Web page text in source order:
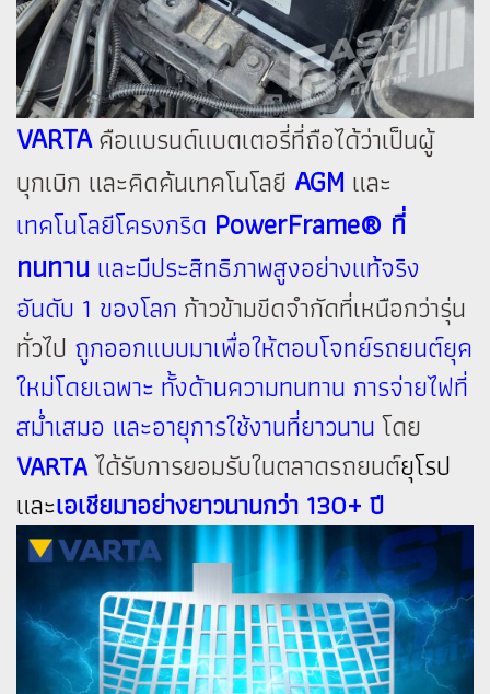
VARTAคือแบรนด์แบตเตอรี่ที่ถือได้ว่าเป็นผู้
บุกเบิก และคิดค้นเทคโนโลยี AGM และ
เทคโนโลยีโครงกริด PowerFrame® ที่
ทนทาน และมีประสิทธิภาพสูงอย่างแท้จริง
อันดับ 1 ของโลก ก้าวข้ามขีดจำกัดที่เหนือกว่ารุ่น
ทั่วไป ถูกออกแบบมาเพื่อให้ตอบโจทย์รถยนต์ยุค
ใหม่โดยเฉพาะ ทั้งด้านความทนทาน การจ่ายไฟที่
สม่ำเสมอ และอายุการใช้งานที่ยาวนานโดย
VARTAได้รับการยอมรับในตลาดรถยนต์ยุโรป
และเอเชียมาอย่างยาวนานกว่า 130+ ปี